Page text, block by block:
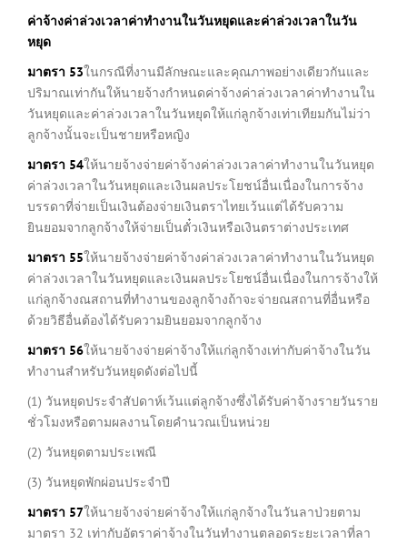
ค่าจ้างค่าล่วงเวลาค่าทำงานในวันหยุดและค่าล่วงเวลาในวัน
หยุด
มาตรา 53ในกรณีที่งานมีลักษณะและคุณภาพอย่างเดียวกันและ
ปริมาณเท่ากันให้นายจ้างกำหนดค่าจ้างค่าล่วงเวลาค่าทำงานใน
วันหยุดและค่าล่วงเวลาในวันหยุดให้แก่ลูกจ้างเท่าเทียมกันไม่ว่า
ลูกจ้างนั้นจะเป็นชายหรือหญิง
มาตรา 54ให้นายจ้างจ่ายค่าจ้างค่าล่วงเวลาค่าทำงานในวันหยุด
ค่าล่วงเวลาในวันหยุดและเงินผลประโยชน์อื่นเนื่องในการจ้าง
บรรดาที่จ่ายเป็นเงินต้องจ่ายเงินตราไทยเว้นแต่ได้รับความ
ยินยอมจากลูกจ้างให้จ่ายเป็นตั๋วเงินหรือเงินตราต่างประเทศ
มาตรา 55ให้นายจ้างจ่ายค่าจ้างค่าล่วงเวลาค่าทำงานในวันหยุด
ค่าล่วงเวลาในวันหยุดและเงินผลประโยชน์อื่นเนื่องในการจ้างให้
แก่ลูกจ้างณสถานที่ทำงานของลูกจ้างถ้าจะจ่ายณสถานที่อื่นหรือ
ด้วยวิธีอื่นต้องได้รับความยินยอมจากลูกจ้าง
มาตรา 56ให้นายจ้างจ่ายค่าจ้างให้แก่ลูกจ้างเท่ากับค่าจ้างในวัน
ทำงานสำหรับวันหยุดดังต่อไปนี้
(1) วันหยุดประจำสัปดาห์เว้นแต่ลูกจ้างซึ่งได้รับค่าจ้างรายวันราย
ชั่วโมงหรือตามผลงานโดยคำนวณเป็นหน่วย
(2) วันหยุดตามประเพณี
(3) วันหยุดพักผ่อนประจำปี
มาตรา 57ให้นายจ้างจ่ายค่าจ้างให้แก่ลูกจ้างในวันลาป่วยตาม
มาตรา 32 เท่ากับอัตราค่าจ้างในวันทำงานตลอดระยะเวลาที่ลา